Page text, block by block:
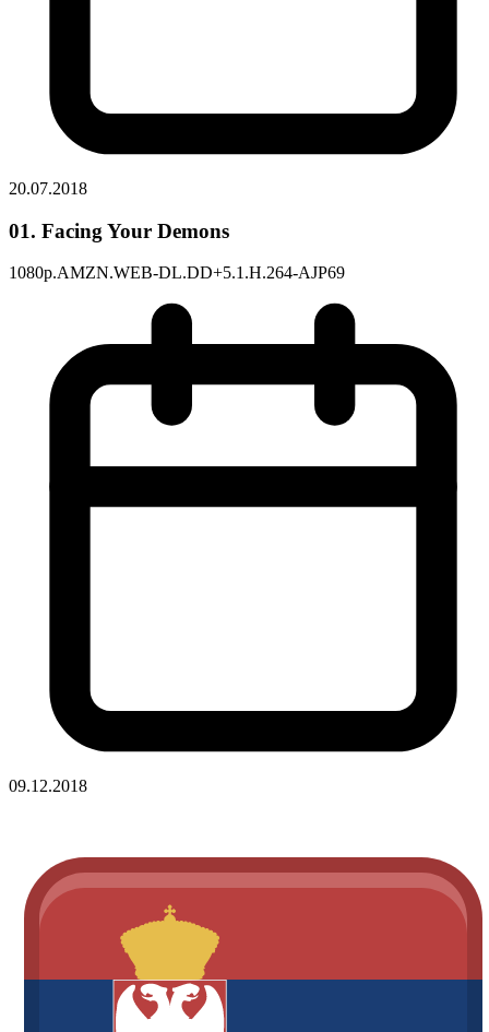
20.07.2018
01. Facing Your Demons
1080p.AMZN.WEB-DL.DD+5.1.H.264-AJP69
09.12.2018